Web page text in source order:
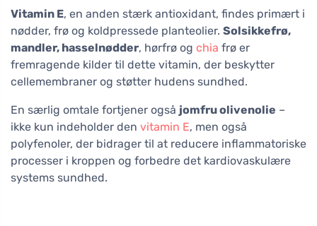
Vitamin E, en anden stærk antioxidant, findes primært i
nødder, frø og koldpressede planteolier. Solsikkefrø,
mandler, hasselnødder, hørfrø og chia frø er
fremragende kilder til dette vitamin, der beskytter
cellemembraner og støtter hudens sundhed.
En særlig omtale fortjener også jomfru olivenolie –
ikke kun indeholder den vitamin E, men også
polyfenoler, der bidrager til at reducere inflammatoriske
processer i kroppen og forbedre det kardiovaskulære
systems sundhed.